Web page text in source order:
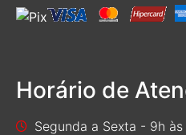
Horário de
Segunda a Sexta - 9h às